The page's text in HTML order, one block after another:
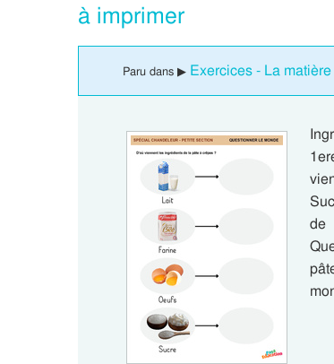
à imprimer
Paru dans ▶ Exercices - La
de